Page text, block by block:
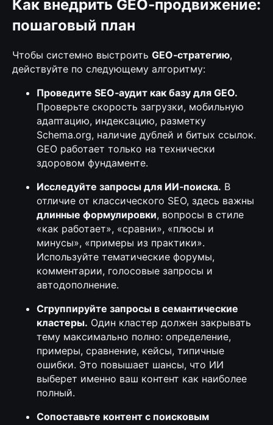
Как внедрить GEO‑продвижение:
пошаговый план
Чтобы системно выстроить GEO‑стратегию,
действуйте по следующему алгоритму:
Проведите SEO‑аудит как базу для GEO.
Проверьте скорость загрузки, мобильную
адаптацию, индексацию, разметку
Schema.org, наличие дублей и битых ссылок.
GEO работает только на технически
здоровом фундаменте.
Исследуйте запросы для ИИ‑поиска. В
отличие от классического SEO, здесь важны
длинные формулировки, вопросы в стиле
«как работает», «сравни», «плюсы и
минусы», «примеры из практики».
Используйте тематические форумы,
комментарии, голосовые запросы и
автодополнение.
Сгруппируйте запросы в семантические
кластеры. Один кластер должен закрывать
тему максимально полно: определение,
примеры, сравнение, кейсы, типичные
ошибки. Это повышает шансы, что ИИ
выберет именно ваш контент как наиболее
полный.
Сопоставьте контент с поисковым